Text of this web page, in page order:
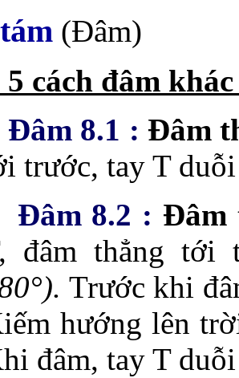
(Đâm)
5 cách đâm
Đâm 8.1 : Đâm
trước, tay T duỗi
Đâm 8.2 : Đâm
đâm thẳng tới
Trước khi
hướng lên
đâm, tay T